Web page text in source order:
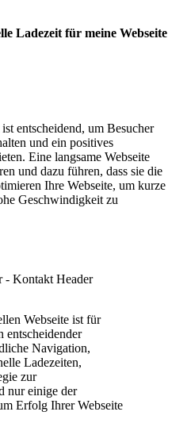
Ladezeit für meine Webseite
entscheidend, um Besucher
und ein positives
Eine langsame Webseite
und dazu führen, dass sie die
Ihre Webseite, um kurze
Geschwindigkeit zu
Webseite ist für
entscheidender
Navigation,
Ladezeiten,
zur
nur einige der
Erfolg Ihrer Webseite